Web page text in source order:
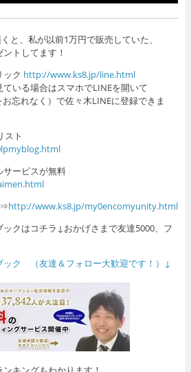
と、私が以前1万円で販売していた、
トしてます！
ック http://www.ks8.jp/line.html
いる場合はスマホでLINEを開いて
お忘れなく）で佐々木LINEに登録できま
スト
ービスが無料
⇒http://www.ks8.jp/my0encomyunity.html
クはコチラ↓おかげさまで友達5000、フ
ク （友達＆フォロー大歓迎です！）↓